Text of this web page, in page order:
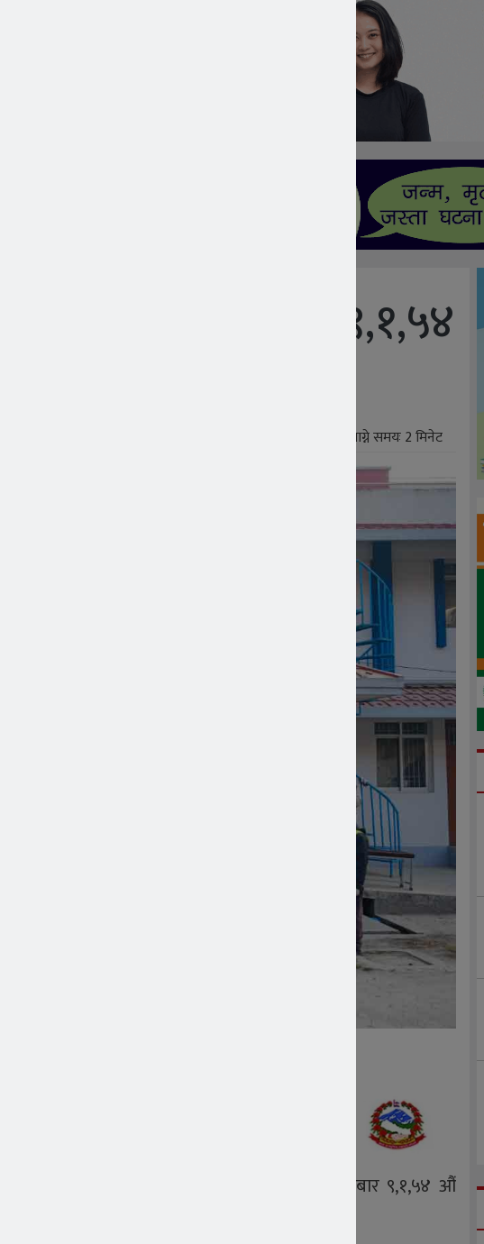
चण्डेश्वरी हस्पिटलमा ९,१,५४
सम्पन्न
पढ्न लाग्ने समयः 2मिनेट
समाज ASEZ WAO नयाँ बजार शाखाले आइतबार ९,१,५४ औं
छ।